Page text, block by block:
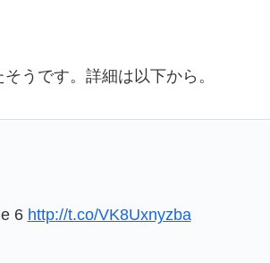
うです。詳細は以下から。
6 http://t.co/VK8Uxnyzba